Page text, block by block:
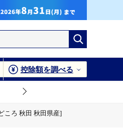
控除額を調べる
ころ 秋田 秋田県産]